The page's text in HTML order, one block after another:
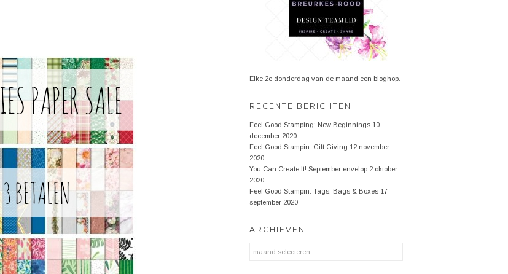
Elke 2e donderdag van de maand een bloghop.
RECENTE BERICHTEN
Feel Good Stamping: New Beginnings 10
december 2020
Feel Good Stampin: Gift Giving 12 november
2020
You Can Create It! September envelop 2 oktober
2020
Feel Good Stampin: Tags, Bags & Boxes 17
september 2020
ARCHIEVEN